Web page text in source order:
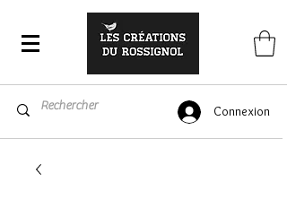
Connexion